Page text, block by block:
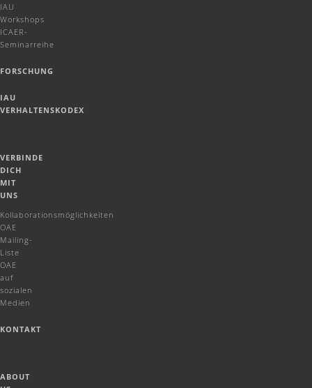
IAU
Workshops
ICAER-
Seminarreihe
FORSCHUNG
IAU
VERHALTENSKODEX
VERBINDE
DICH
MIT
UNS
Kollaborationsmöglichkeiten
OAE
Mailing-
Liste
OAE
auf
sozialen
Medien
KONTAKT
ABOUT